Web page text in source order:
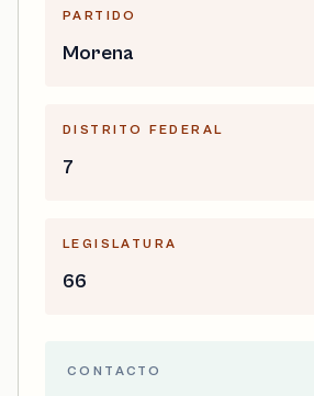
PARTIDO
Morena
DISTRITO FEDERAL
7
LEGISLATURA
66
CONTACTO